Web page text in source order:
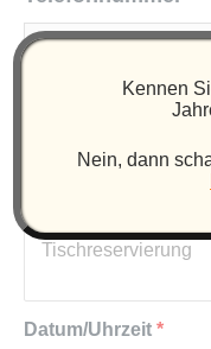
Haben Sie eine
Datum/Uhrzeit *
Kennen
Nein, dann